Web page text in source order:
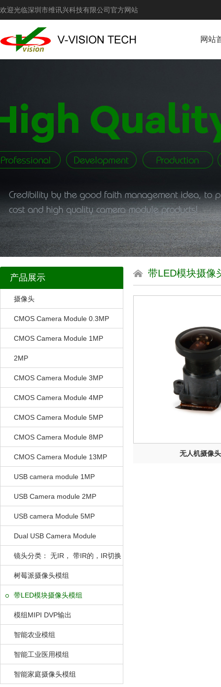
欢迎光临深圳市维讯兴科技有限公司官方网站
网站
产品展示
摄像头
CMOS Camera Module 0.3MP
CMOS Camera Module 1MP
2MP
CMOS Camera Module 3MP
CMOS Camera Module 4MP
CMOS Camera Module 5MP
CMOS Camera Module 8MP
CMOS Camera Module 13MP
USB camera module 1MP
USB Camera module 2MP
USB camera Module 5MP
Dual USB Camera Module
镜头分类： 无IR， 带IR的，IR切换
树莓派摄像头模组
带LED模块摄像头模组
模组MIPI DVP输出
智能农业模组
智能工业医用模组
智能家庭摄像头模组
带LED模块摄像
无人机摄像